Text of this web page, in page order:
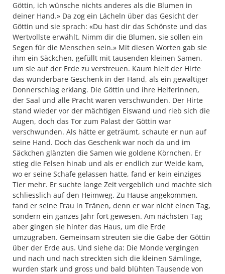
Göttin, ich wünsche nichts anderes als die Blumen in
deiner Hand.» Da zog ein Lächeln über das Gesicht der
Göttin und sie sprach: «Du hast dir das Schönste und das
Wertvollste erwählt. Nimm dir die Blumen, sie sollen ein
Segen für die Menschen sein.» Mit diesen Worten gab sie
ihm ein Säckchen, gefüllt mit tausenden kleinen Samen,
um sie auf der Erde zu verstreuen. Kaum hielt der Hirte
das wunderbare Geschenk in der Hand, als ein gewaltiger
Donnerschlag erklang. Die Göttin und ihre Helferinnen,
der Saal und alle Pracht waren verschwunden. Der Hirte
stand wieder vor der mächtigen Eiswand und rieb sich die
Augen, doch das Tor zum Palast der Göttin war
verschwunden. Als hätte er geträumt, schaute er nun auf
seine Hand. Doch das Geschenk war noch da und im
Säckchen glänzten die Samen wie goldene Körnchen. Er
stieg die Felsen hinab und als er endlich zur Weide kam,
wo er seine Schafe gelassen hatte, fand er kein einziges
Tier mehr. Er suchte lange Zeit vergeblich und machte sich
schliesslich auf den Heimweg. Zu Hause angekommen,
fand er seine Frau in Tränen, denn er war nicht einen Tag,
sondern ein ganzes Jahr fort gewesen. Am nächsten Tag
aber gingen sie hinter das Haus, um die Erde
umzugraben. Gemeinsam streuten sie die Gabe der Göttin
über der Erde aus. Und siehe da: Die Monde vergingen
und nach und nach streckten sich die kleinen Sämlinge,
wurden stark und gross und bald blühten Tausende von